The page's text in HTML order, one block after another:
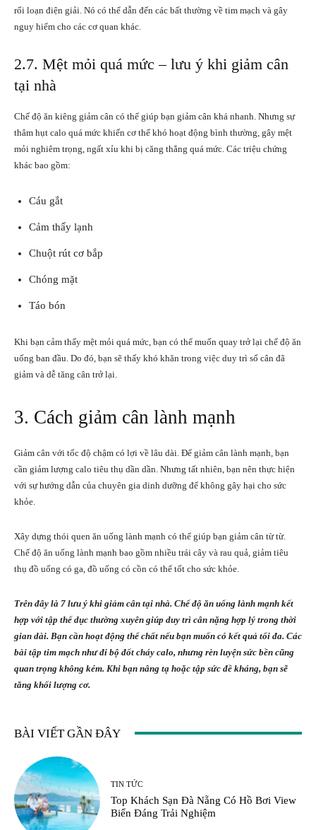
rối loạn điện giải. Nó có thể dẫn đến các bất thường về tim mạch và gây
nguy hiểm cho các cơ quan khác.
2.7. Mệt mỏi quá mức – lưu ý khi giảm cân
tại nhà
Chế độ ăn kiêng giảm cân có thể giúp bạn giảm cân khá nhanh. Nhưng sự
thâm hụt calo quá mức khiến cơ thể khó hoạt động bình thường, gây mệt
mỏi nghiêm trọng, ngất xỉu khi bị căng thẳng quá mức. Các triệu chứng
khác bao gồm:
Cáu gắt
Cảm thấy lạnh
Chuột rút cơ bắp
Chóng mặt
Táo bón
Khi bạn cảm thấy mệt mỏi quá mức, bạn có thể muốn quay trở lại chế độ ăn
uống ban đầu. Do đó, bạn sẽ thấy khó khăn trong việc duy trì số cân đã
giảm và dễ tăng cân trở lại.
3. Cách giảm cân lành mạnh
Giảm cân với tốc độ chậm có lợi về lâu dài. Để giảm cân lành mạnh, bạn
cần giảm lượng calo tiêu thụ dần dần. Nhưng tất nhiên, bạn nên thực hiện
với sự hướng dẫn của chuyên gia dinh dưỡng để không gây hại cho sức
khỏe.
Xây dựng thói quen ăn uống lành mạnh có thể giúp bạn giảm cân từ từ.
Chế độ ăn uống lành mạnh bao gồm nhiều trái cây và rau quả, giảm tiêu
thụ đồ uống có ga, đồ uống có cồn có thể tốt cho sức khỏe.
Trên đây là 7 lưu ý khi giảm cân tại nhà. Chế độ ăn uống lành mạnh kết
hợp với tập thể dục thường xuyên giúp duy trì cân nặng hợp lý trong thời
gian dài. Bạn cần hoạt động thể chất nếu bạn muốn có kết quả tối đa. Các
bài tập tim mạch như đi bộ đốt cháy calo, nhưng rèn luyện sức bền cũng
quan trọng không kém. Khi bạn nâng tạ hoặc tập sức đề kháng, bạn sẽ
tăng khối lượng cơ.
BÀI VIẾT GẦN ĐÂY
TIN TỨC
Top Khách Sạn Đà Nẵng Có Hồ Bơi View
Biển Đáng Trải Nghiệm